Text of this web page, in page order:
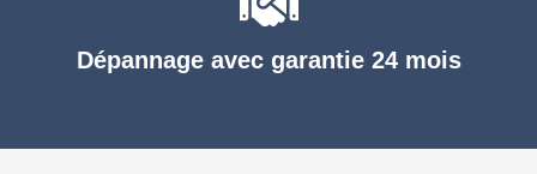
Dépannage avec garantie 24 mois